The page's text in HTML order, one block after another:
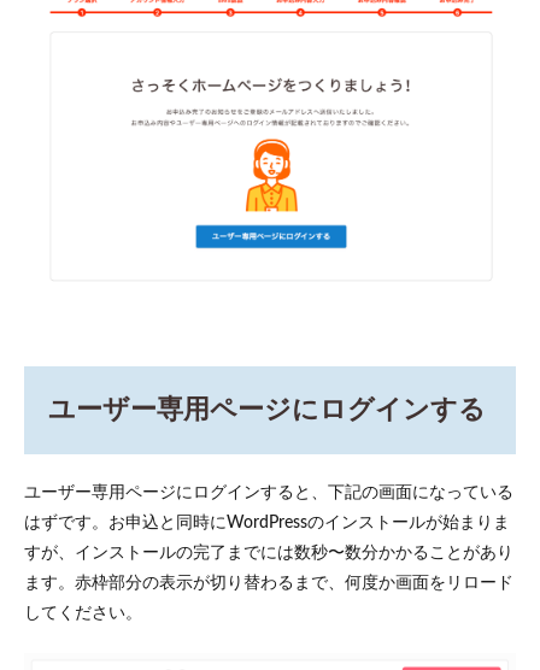
ユーザー専用ページにログインする
ユーザー専用ページにログインすると、下記の画面になっている
はずです。お申込と同時にWordPressのインストールが始まりま
すが、インストールの完了までには数秒〜数分かかることがあり
ます。赤枠部分の表示が切り替わるまで、何度か画面をリロード
してください。